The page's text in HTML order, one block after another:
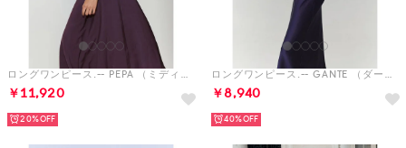
ロングワンピース.-- PEPA （ミディアムパープル）
￥11,920
20%
ロングワンピース.-- GANTE （ダークブルー）
￥8,940
40%